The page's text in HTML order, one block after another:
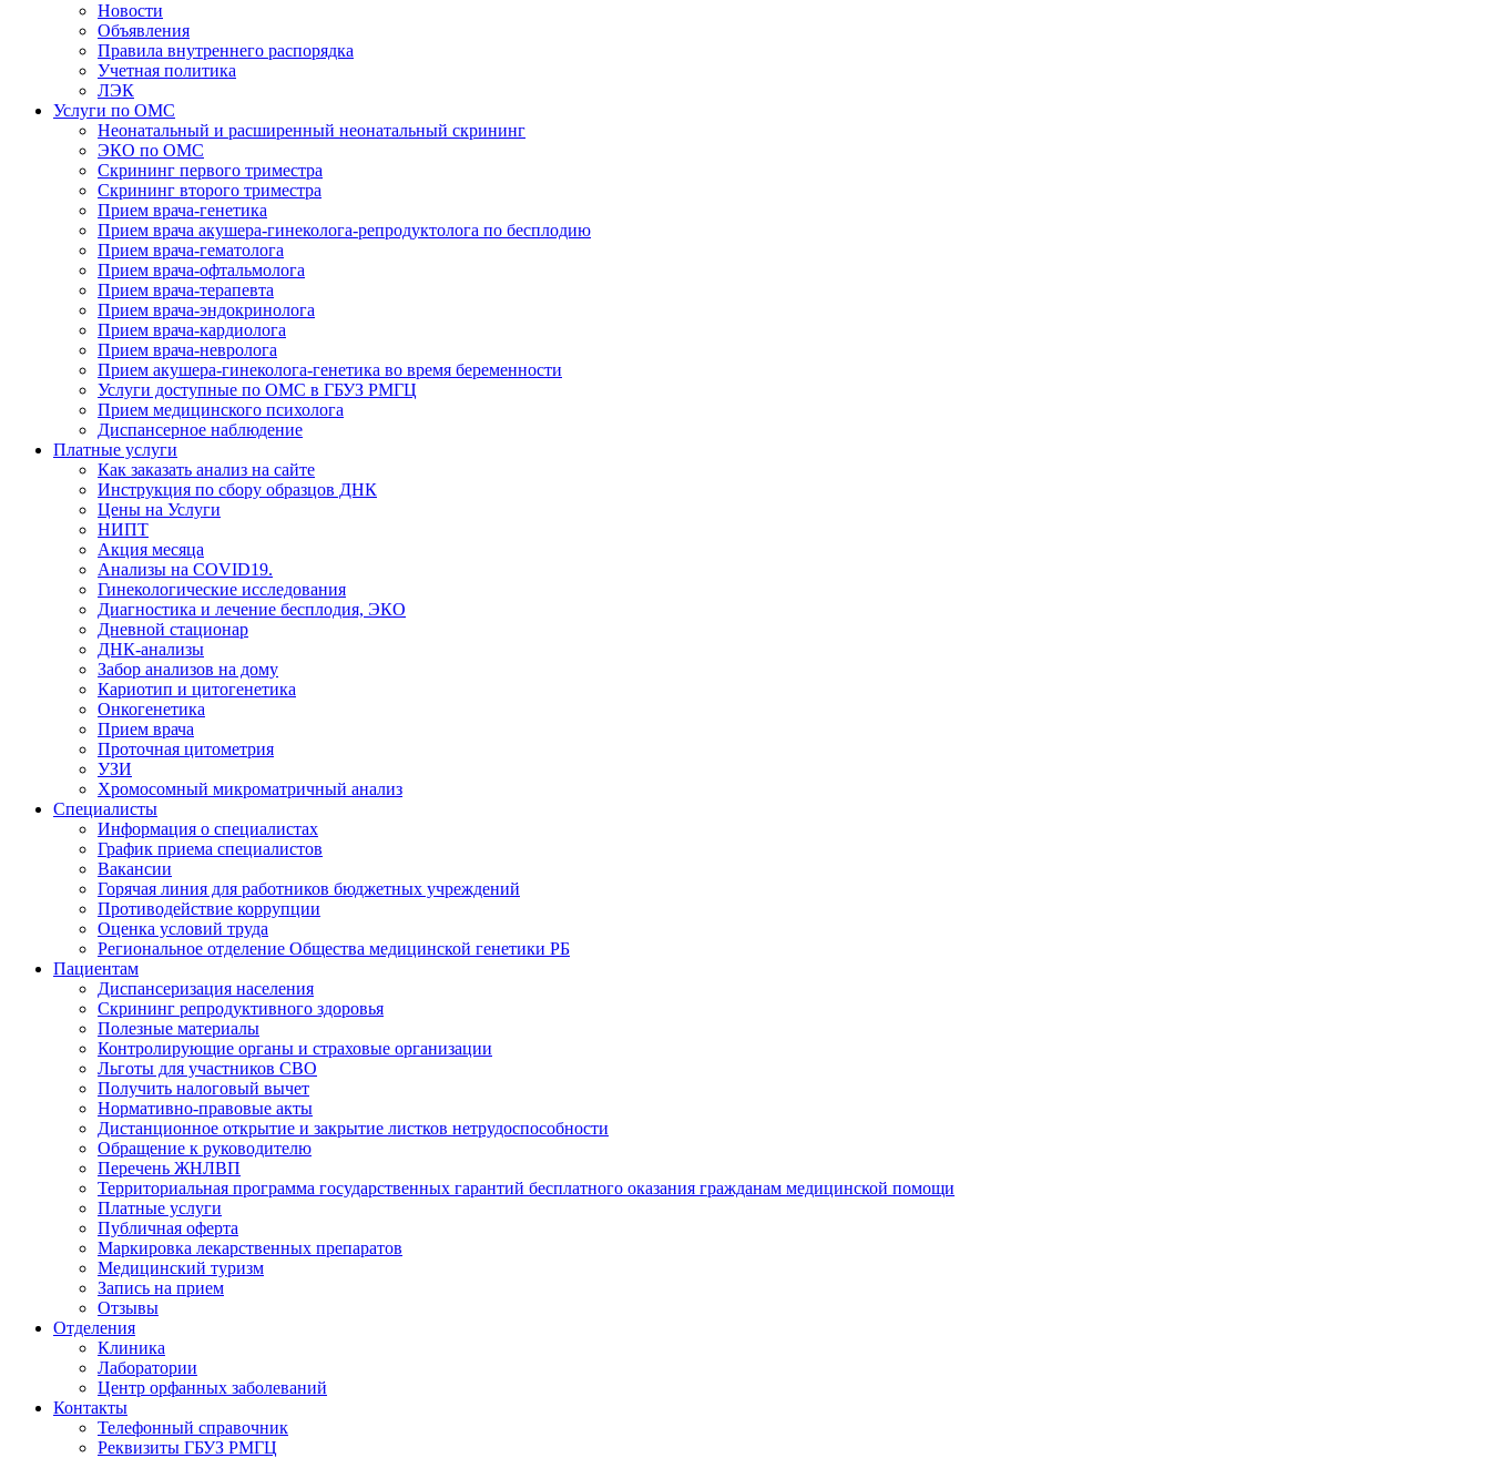
Новости
Объявления
Правила внутреннего распорядка
Учетная политика
ЛЭК
Услуги по ОМС
Неонатальный и расширенный неонатальный скрининг
ЭКО по ОМС
Скрининг первого триместра
Скрининг второго триместра
Прием врача-генетика
Прием врача акушера-гинеколога-репродуктолога по бесплодию
Прием врача-гематолога
Прием врача-офтальмолога
Прием врача-терапевта
Прием врача-эндокринолога
Прием врача-кардиолога
Прием врача-невролога
Прием акушера-гинеколога-генетика во время беременности
Услуги доступные по ОМС в ГБУЗ РМГЦ
Прием медицинского психолога
Диспансерное наблюдение
Платные услуги
Как заказать анализ на сайте
Инструкция по сбору образцов ДНК
Цены на Услуги
НИПТ
Акция месяца
Анализы на COVID19.
Гинекологические исследования
Диагностика и лечение бесплодия, ЭКО
Дневной стационар
ДНК-анализы
Забор анализов на дому
Кариотип и цитогенетика
Онкогенетика
Прием врача
Проточная цитометрия
УЗИ
Хромосомный микроматричный анализ
Специалисты
Информация о специалистах
График приема специалистов
Вакансии
Горячая линия для работников бюджетных учреждений
Противодействие коррупции
Оценка условий труда
Региональное отделение Общества медицинской генетики РБ
Пациентам
Диспансеризация населения
Скрининг репродуктивного здоровья
Полезные материалы
Контролирующие органы и страховые организации
Льготы для участников СВО
Получить налоговый вычет
Нормативно-правовые акты
Дистанционное открытие и закрытие листков нетрудоспособности
Обращение к руководителю
Перечень ЖНЛВП
Территориальная программа государственных гарантий бесплатного оказания гражданам медицинской помощи
Платные услуги
Публичная оферта
Маркировка лекарственных препаратов
Медицинский туризм
Запись на прием
Отзывы
Отделения
Клиника
Лаборатории
Центр орфанных заболеваний
Контакты
Телефонный справочник
Реквизиты ГБУЗ РМГЦ